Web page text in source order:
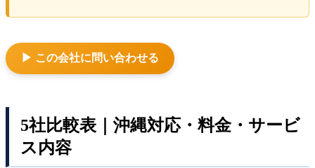
▶ この会社に問い合わせる
5社比較表｜沖縄対応・料金・サービ
ス内容